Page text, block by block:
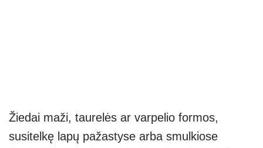
Žiedai maži, taurelės ar varpelio formos,
susitelkę lapų pažastyse arba smulkiose